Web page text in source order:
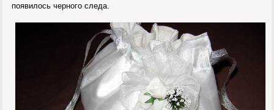
появилось черного следа.